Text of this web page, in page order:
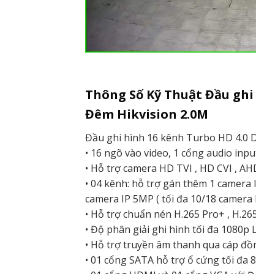
Thông Số Kỹ Thuật Đầu
Đêm Hikvision 2.0M
Đầu ghi hình 16 kênh Turbo HD 4.0
• 16 ngõ vào video, 1 cổng audio
• Hỗ trợ camera HD TVI , HD CVI ,
• 04 kênh: hỗ trợ gán thêm 1
camera IP 5MP ( tối đa 10/18 camera
• Hỗ trợ chuẩn nén H.265 Pro+ ,
• Độ phân giải ghi hình tối đa 1080p
• Hỗ trợ truyền âm thanh qua cáp
• 01 cổng SATA hỗ trợ ổ cứng tối đa